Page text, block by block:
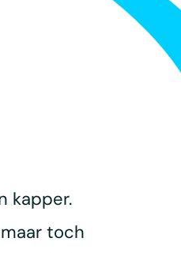
kapper.
toch